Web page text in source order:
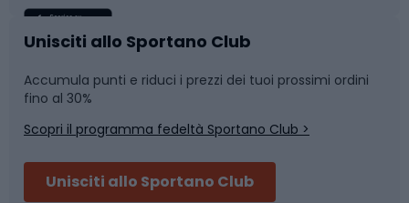
Caschi da ciclismo
Skitouring
Nuoto
Pattinaggio
Unisciti allo Sportano Club
Accumula punti e riduci i prezzi dei tuoi prossimi ordini
fino al 30%
Scopri il programma fedeltà Sportano Club >
Unisciti allo Sportano Club